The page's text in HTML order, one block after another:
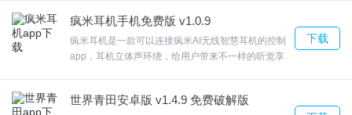
体验。
疯米耳机手机免费版 v1.0.9
疯米耳机是一款可以连接疯米AI无线智慧耳机的控制
app，耳机立体声环绕，给用户带来不一样的听觉享
到更多有趣的耳机功能，疯米耳机根据个人喜好，设
下载
世界青田安卓版 v1.4.9 免费破解版